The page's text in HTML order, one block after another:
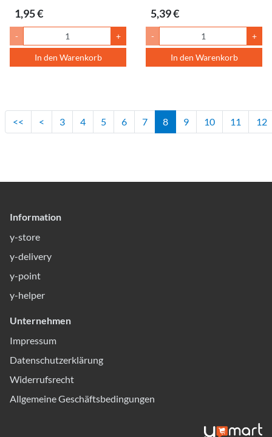
1,95 €
- +
In den Warenkorb
5,39 €
- +
In den Warenkorb
<< < 3 4 5 6 7 8 9 10 11 12
Information
y-store
y-delivery
y-point
y-helper
Unternehmen
Impressum
Datenschutzerklärung
Widerrufsrecht
Allgemeine Geschäftsbedingungen